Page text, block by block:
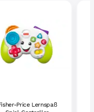
Price Lernspaß